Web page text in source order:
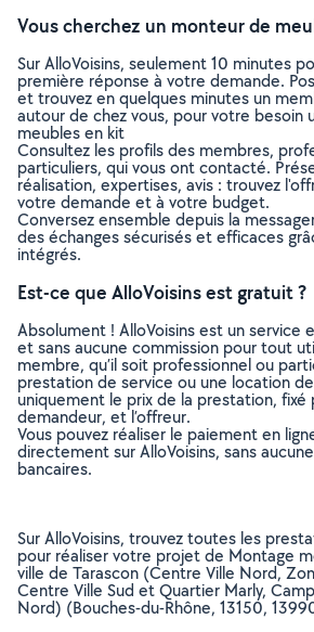
Vous cherchez un monteur de
Sur AlloVoisins, seulement 10 minutes
première réponse à votre demande.
et trouvez en quelques minutes un
autour de chez vous, pour votre besoin
meubles en kit
Consultez les profils des membres,
particuliers, qui vous ont contacté.
réalisation, expertises, avis : trouvez
votre demande et à votre budget.
Conversez ensemble depuis la
des échanges sécurisés et efficaces
intégrés.
Est-ce que AlloVoisins est gratuit ?
Absolument ! AlloVoisins est un service
et sans aucune commission pour tout
membre, qu’il soit professionnel ou
prestation de service ou une location
uniquement le prix de la prestation, fixé
demandeur, et l’offreur.
Vous pouvez réaliser le paiement en
directement sur AlloVoisins, sans
bancaires.
Sur AlloVoisins, trouvez toutes les
pour réaliser votre projet de Montage
ville de Tarascon (Centre Ville Nord,
Centre Ville Sud et Quartier Marly,
Nord) (Bouches-du-Rhône, 13150,